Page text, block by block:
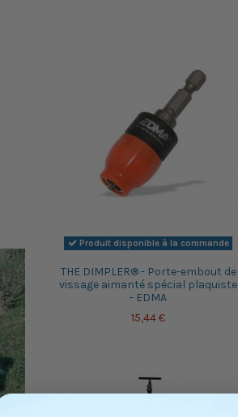
Produit disponible à la commande
THE DIMPLER® - Porte-embout de
vissage aimanté spécial plaquiste
- EDMA
15,44 €